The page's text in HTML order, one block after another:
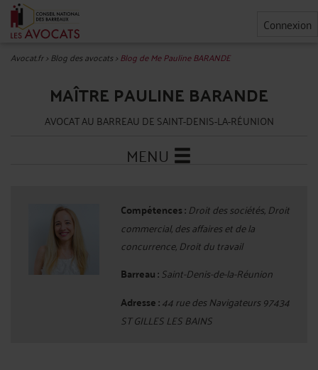
Connexion
Avocat.fr>Blog des avocats>Blog de Me Pauline BARANDE
MAÎTRE PAULINE BARANDE
AVOCAT AU BARREAU DE SAINT-DENIS-LA-RÉUNION
MENU
Compétences : Droit des sociétés, Droit
commercial, des affaires et de la
concurrence, Droit du travail
Barreau :Saint-Denis-de-la-Réunion
Adresse :44 rue des Navigateurs 97434
ST GILLES LES BAINS